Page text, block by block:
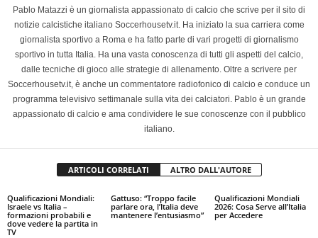
Pablo Matazzi è un giornalista appassionato di calcio che scrive per il sito di
notizie calcistiche italiano Soccerhousetv.it. Ha iniziato la sua carriera come
giornalista sportivo a Roma e ha fatto parte di vari progetti di giornalismo
sportivo in tutta Italia. Ha una vasta conoscenza di tutti gli aspetti del calcio,
dalle tecniche di gioco alle strategie di allenamento. Oltre a scrivere per
Soccerhousetv.it, è anche un commentatore radiofonico di calcio e conduce un
programma televisivo settimanale sulla vita dei calciatori. Pablo è un grande
appassionato di calcio e ama condividere le sue conoscenze con il pubblico
italiano.
ARTICOLI CORRELATI ALTRO DALL'AUTORE
Qualificazioni Mondiali:
Israele vs Italia –
formazioni probabili e
dove vedere la partita in
TV
Gattuso: “Troppo facile
parlare ora, l’Italia deve
mantenere l’entusiasmo”
Qualificazioni Mondiali
2026: Cosa Serve all’Italia
per Accedere